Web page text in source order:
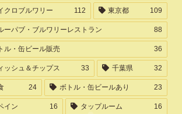
クロブルワリー 112 東京都 109
ーパブ・ブルワリーレストラン 88
ル・缶ビール販売 36
ッシュ＆チップス 33 千葉県 32
24 ボトル・缶ビールあり 23
イン 16 タップルーム 16